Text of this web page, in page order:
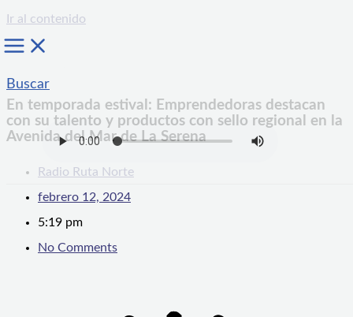
Ir al contenido
Buscar
En temporada estival: Emprendedoras destacan
con su talento y productos con sello regional en la
Avenida del Mar de La Serena
Radio Ruta Norte
febrero 12, 2024
5:19 pm
No Comments